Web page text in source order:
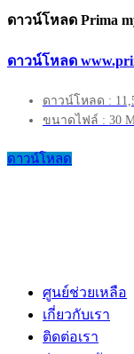
ดาวน์โหลด Prima
ดาวน์โหลด
ดาวน์โหลด :
ขนาดไฟล์ : 30
ดาวน์โหลด
ศูนย์ช่วยเหลือ
เกี่ยวกับเรา
ติดต่อเรา